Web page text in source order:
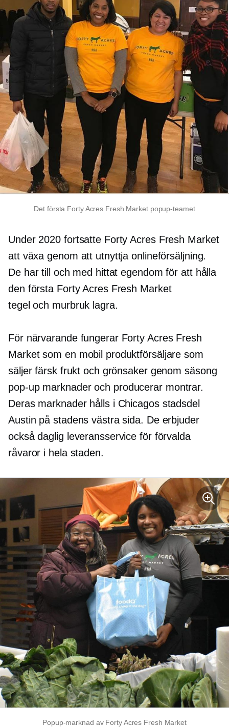
Det första Forty Acres Fresh Market popup-teamet
Under 2020 fortsatte Forty Acres Fresh Market
att växa genom att utnyttja onlineförsäljning.
De har till och med hittat egendom för att hålla
den första Forty Acres Fresh Market
tegel och murbruk lagra.
För närvarande fungerar Forty Acres Fresh
Market som en mobil produktförsäljare som
säljer färsk frukt och grönsaker genom säsong
pop-upmarknader och producerar montrar.
Deras marknader hålls i Chicagos stadsdel
Austin på stadens västra sida. De erbjuder
också daglig leveransservice för förvalda
råvaror i hela staden.
Popup-marknad av Forty Acres Fresh Market